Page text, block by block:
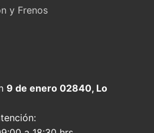
y Frenos
9 de enero 02840, Lo